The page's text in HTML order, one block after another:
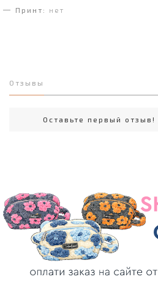
Принт:
нет
Отзывы
Оставьте первый отзыв!